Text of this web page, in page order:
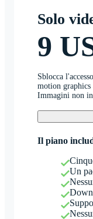
Solo
9
Sblocca
motion graphics
Immagini non
Il piano
Un